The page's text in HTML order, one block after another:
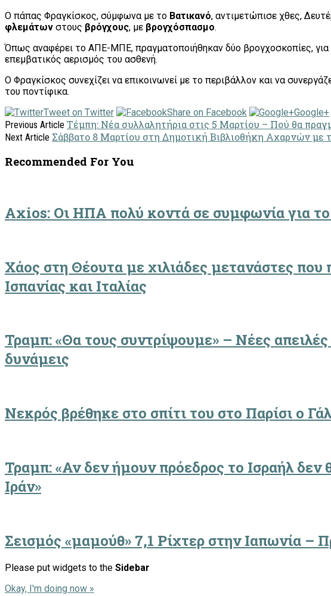
Ο πάπας Φραγκίσκος, σύμφωνα με το Βατικανό, αντιμετώπισε χθες,
φλεμάτων στους βρόγχους, με βρογχόσπασμο.
Όπως αναφέρει το ΑΠΕ-ΜΠΕ, πραγματοποιήθηκαν δύο βρογχοσκοπίες,
επεμβατικός αερισμός του ασθενή.
Ο Φραγκίσκος συνεχίζει να επικοινωνεί με το περιβάλλον και να
του ποντίφικα.
Tweet on Twitter
Share on Facebook Google+
Previous Article Τέμπη: Νέα συλλαλητήρια στις 5 Μαρτίου – Πού θα
Next Article Σάββατο 8 Μαρτίου στη Δημοτική Βιβλιοθήκη Αχαρνών με
Recommended For You
Axios: Οι ΗΠΑ πολύ κοντά σε συμφωνία για
Χάος στη Θέουτα με χιλιάδες μετανάστες
Ισπανίας και Ιταλίας
Τραμπ: «Θα τους συντρίψουμε» – Νέες
δυνάμεις
Νεκρός βρέθηκε στο σπίτι του στο Παρίσι ο
Τραμπ: «Αν δεν ήμουν πρόεδρος το Ισραήλ δεν
Ιράν»
Σεισμός «μαμούθ» 7,1 Ρίχτερ στην Ιαπωνία –
Please put widgets to the Sidebar
Okay, I'm doing now »